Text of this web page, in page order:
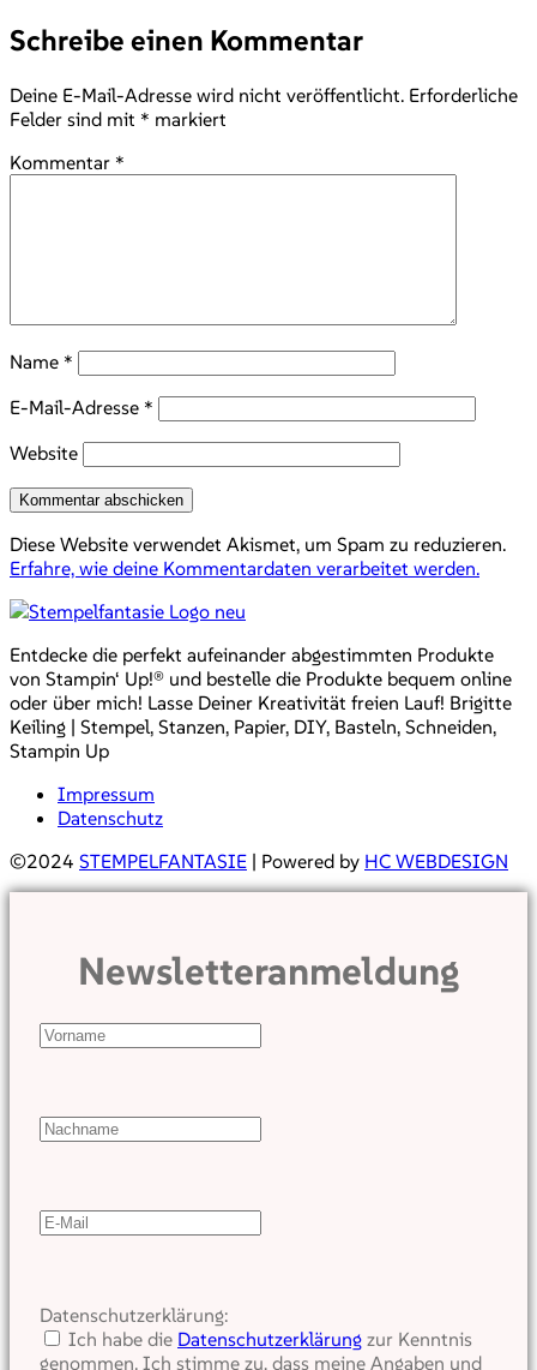
Schreibe einen Kommentar
Deine E-Mail-Adresse wird nicht veröffentlicht. Erforderliche
Felder sind mit * markiert
Kommentar *
Name *
E-Mail-Adresse *
Website
Diese Website verwendet Akismet, um Spam zu reduzieren.
Erfahre, wie deine Kommentardaten verarbeitet werden.
Entdecke die perfekt aufeinander abgestimmten Produkte
von Stampin‘ Up!® und bestelle die Produkte bequem online
oder über mich! Lasse Deiner Kreativität freien Lauf! Brigitte
Keiling | Stempel, Stanzen, Papier, DIY, Basteln, Schneiden,
Stampin Up
Impressum
Datenschutz
©2024 STEMPELFANTASIE | Powered by HC WEBDESIGN
Newsletteranmeldung
Datenschutzerklärung:
Ich habe die Datenschutzerklärung zur Kenntnis
genommen. Ich stimme zu, dass meine Angaben und